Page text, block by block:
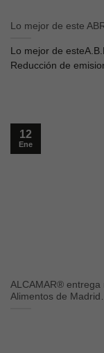
Lo mejor de este
Lo mejor de
Reducción de
ALCAMAR® entrega
Alimentos de
12
Ene